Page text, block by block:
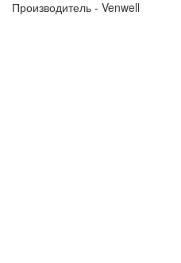
Производитель - Venwell